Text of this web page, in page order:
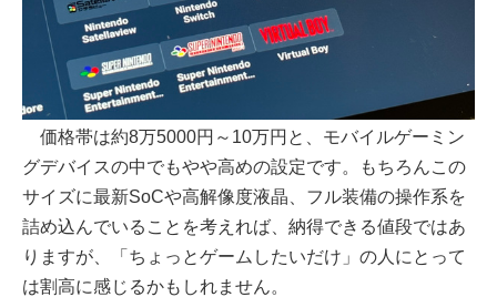
価格帯は約8万5000円～10万円と、モバイルゲーミン
グデバイスの中でもやや高めの設定です。もちろんこの
サイズに最新SoCや高解像度液晶、フル装備の操作系を
詰め込んでいることを考えれば、納得できる値段ではあ
りますが、「ちょっとゲームしたいだけ」の人にとって
は割高に感じるかもしれません。